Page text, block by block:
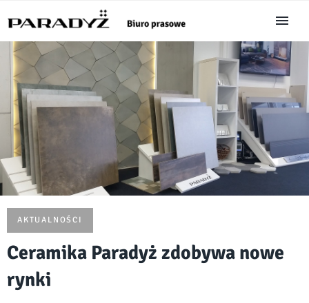
AKTUALNOŚCI
Ceramika Paradyż zdobywa nowe
rynki